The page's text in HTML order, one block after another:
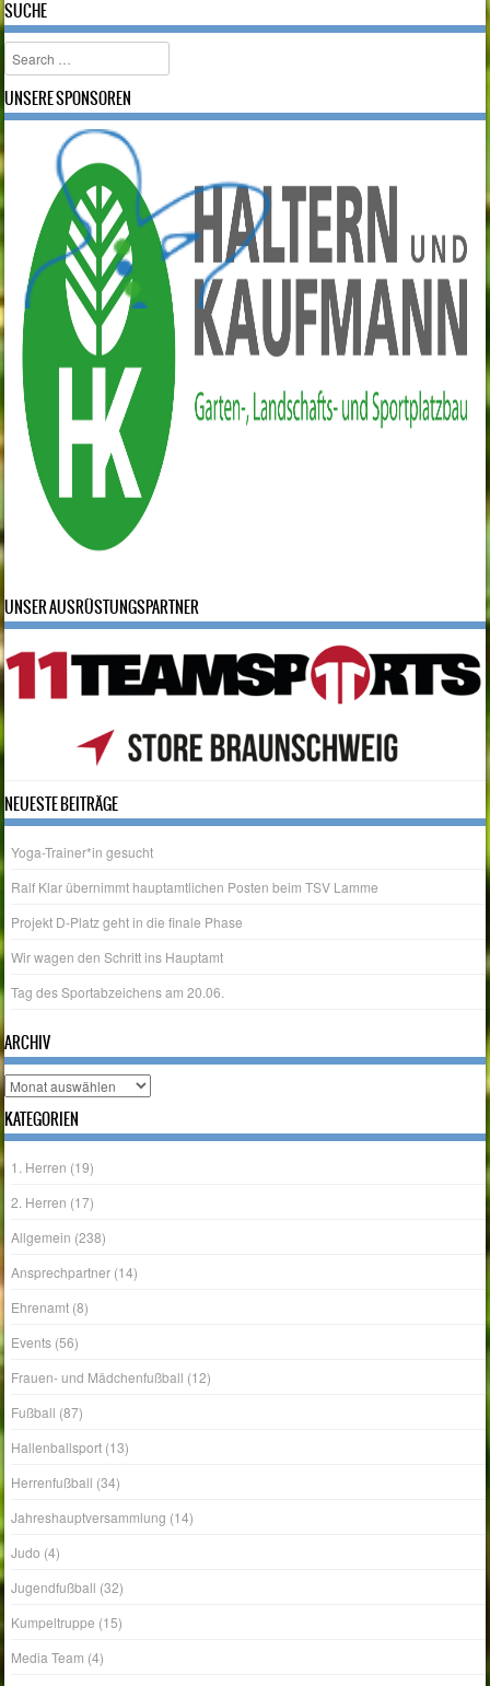
SUCHE
Search
UNSERE SPONSOREN
UNSER AUSRÜSTUNGSPARTNER
NEUESTE BEITRÄGE
Yoga-Trainer*in gesucht
Ralf Klar übernimmt hauptamtlichen Posten beim TSV Lamme
Projekt D-Platz geht in die finale Phase
Wir wagen den Schritt ins Hauptamt
Tag des Sportabzeichens am 20.06.
ARCHIV
Archiv
KATEGORIEN
1. Herren (19)
2. Herren (17)
Allgemein (238)
Ansprechpartner (14)
Ehrenamt (8)
Events (56)
Frauen- und Mädchenfußball (12)
Fußball (87)
Hallenballsport (13)
Herrenfußball (34)
Jahreshauptversammlung (14)
Judo (4)
Jugendfußball (32)
Kumpeltruppe (15)
Media Team (4)